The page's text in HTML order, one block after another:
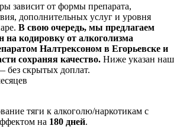
зависит от формы препарата,
дополнительных услуг и уровня
В свою очередь, мы предлагаем
на кодировку от алкоголизма
Налтрексоном в Егорьевске и
сохраняя качество. Ниже указан наш
без скрытых доплат.
тяги к алкоголю/наркотикам с
на 180 дней.